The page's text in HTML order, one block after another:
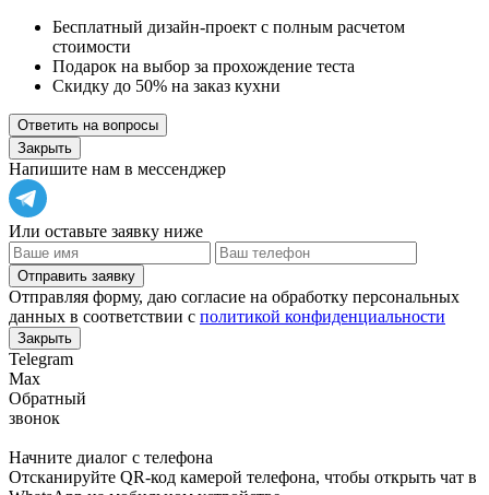
Бесплатный дизайн-проект с полным расчетом
стоимости
Подарок на выбор за прохождение теста
Скидку до 50% на заказ кухни
Ответить на вопросы
Закрыть
Напишите нам в мессенджер
Или оставьте заявку ниже
Отправить заявку
Отправляя форму, даю согласие на обработку персональных
данных в соответствии с политикой конфиденциальности
Закрыть
Telegram
Max
Обратный
звонок
Начните диалог с телефона
Отсканируйте QR-код камерой телефона, чтобы открыть чат в